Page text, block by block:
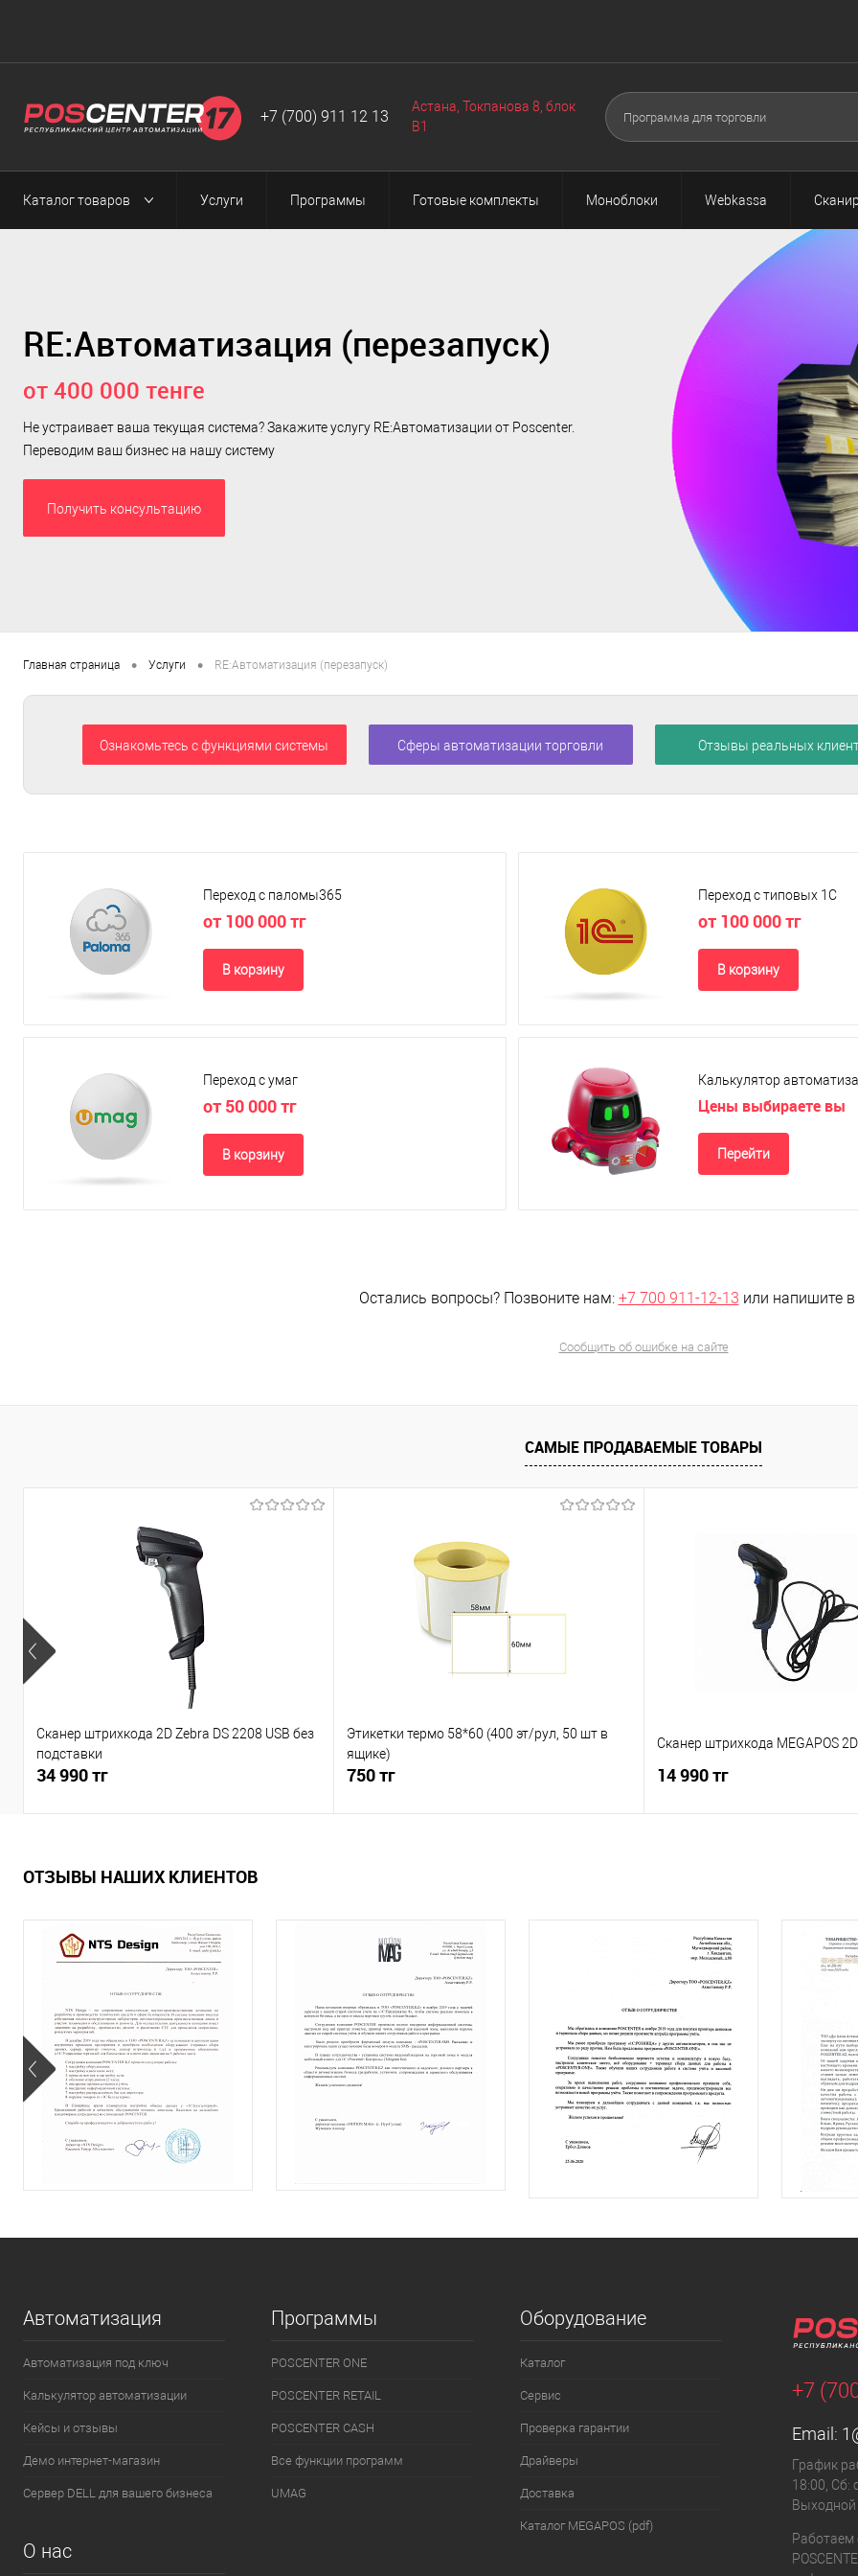
+7 (700) 911 12 13
Астана, Токпанова 8, блок
B1
Каталог товаров Услуги Программы Готовые комплекты Моноблоки Webkassa
RE:Автоматизация (перезапуск)
от 400 000 тенге
Не устраивает ваша текущая система? Закажите услугу RE:Автоматизации от Poscenter.
Переводим ваш бизнес на нашу систему
Получить консультацию
Главная страница • Услуги • RE:Автоматизация (перезапуск)
Ознакомьтесь с функциями системы Сферы автоматизации торговли Отзывы реальных
Переход с паломы365
от 100 000 тг
В корзину
Переход с типовых 1С
от 100 000 тг
В корзину
Переход с умаг
от 50 000 тг
В корзину
Калькулятор
Цены выбираете вы
Перейти
Остались вопросы? Позвоните нам: +7 700 911-12-13 или напишите в
Сообщить об ошибке на сайте
САМЫЕ ПРОДАВАЕМЫЕ ТОВАРЫ
Сканер штрихкода 2D Zebra DS 2208 USB без
подставки
34 990 тг
Этикетки термо 58*60 (400 эт/рул, 50 шт в
ящике)
750 тг
Сканер штрихкода MEGAPOS
14 990 тг
ОТЗЫВЫ НАШИХ КЛИЕНТОВ
Автоматизация
Автоматизация под ключ
Калькулятор автоматизации
Кейсы и отзывы
Демо интернет-магазин
Сервер DELL для вашего бизнеса
Программы
POSCENTER ONE
POSCENTER RETAIL
POSCENTER CASH
Все функции программ
UMAG
Оборудование
Каталог
Сервис
Проверка гарантии
Драйверы
Доставка
Каталог MEGAPOS (pdf)
О нас
+7
Email:
График
18:00, Сб:
Выходной
Работаем